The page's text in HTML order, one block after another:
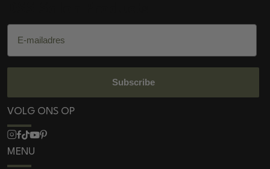
E-mailadres
Subscribe
VOLG ONS OP
MENU